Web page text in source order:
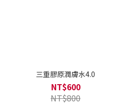
三重膠原潤膚水4.0
NT$600
NT$800